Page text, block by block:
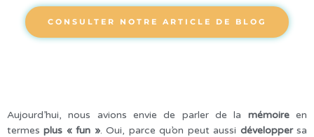
CONSULTER NOTRE ARTICLE DE BLOG
Aujourd’hui, nous avions envie de parler de la mémoireen
termesplus « fun ». Oui, parce qu’on peut aussi développersa